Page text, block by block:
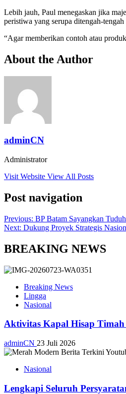
Lebih jauh, Paul menegaskan jika
peristiwa yang serupa ditengah-tengah
“Agar memberikan contoh atau
About the Author
adminCN
Administrator
Visit Website View All Posts
Post navigation
Previous: BP Batam Sayangkan
Next: Dukung Proyek Strategis
BREAKING NEWS
Breaking News
Lingga
Nasional
Aktivitas Kapal Hisap Timah
adminCN 23 Juli 2026
Nasional
Lengkapi Seluruh